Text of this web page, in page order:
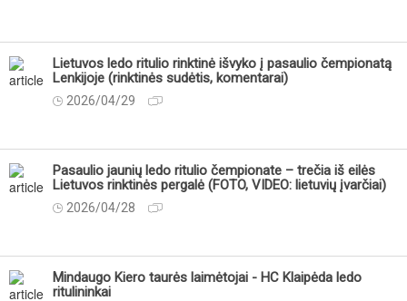
Lietuvos ledo ritulio rinktinė išvyko į pasaulio čempionatą
Lenkijoje (rinktinės sudėtis, komentarai)
2026/04/29
Pasaulio jaunių ledo ritulio čempionate – trečia iš eilės
Lietuvos rinktinės pergalė (FOTO, VIDEO: lietuvių įvarčiai)
2026/04/28
Mindaugo Kiero taurės laimėtojai - HC Klaipėda ledo
ritulininkai